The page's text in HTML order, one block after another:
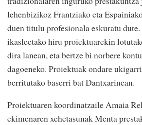
lehenbizikoz Frantziako eta
duen titulu profesionala eskuratu
ikasleetako hiru proiektuarekin
dira lanean, eta bertze bi norbere
dagoeneko. Proiektuak ondare
berritutako baserri bat Dantxarinean.
Proiektuaren koordinatzaile Amaia
ekimenaren xehetasunak Menta